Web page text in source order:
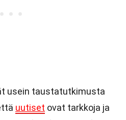
usein taustatutkimusta
uutiset ovat tarkkoja ja